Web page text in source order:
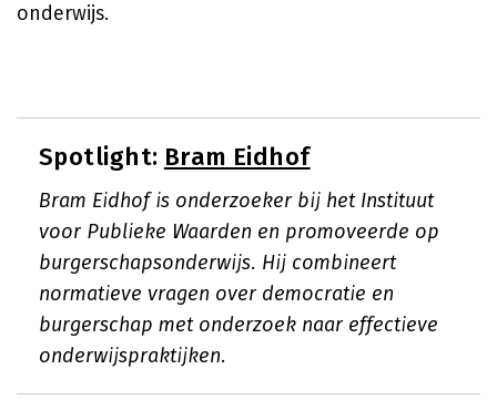
onderwijs.
Spotlight: Bram Eidhof
Bram Eidhof is onderzoeker bij het Instituut
voor Publieke Waarden en promoveerde op
burgerschapsonderwijs. Hij combineert
normatieve vragen over democratie en
burgerschap met onderzoek naar effectieve
onderwijspraktijken.